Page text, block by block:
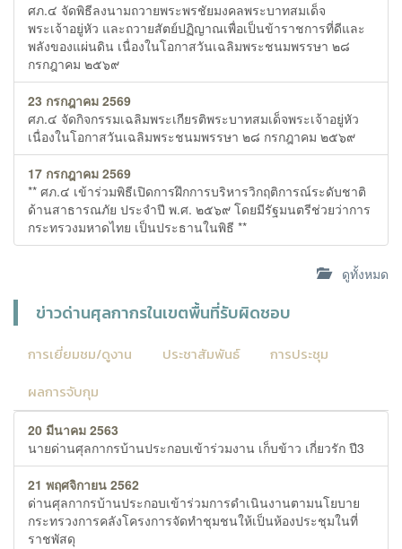
ศภ.๔ จัดพิธีลงนามถวายพระพรชัยมงคลพระบาทสมเด็จ
พระเจ้าอยู่หัว และถวายสัตย์ปฏิญาณเพื่อเป็นข้าราชการที่ดีและ
พลังของแผ่นดิน เนื่องในโอกาสวันเฉลิมพระชนมพรรษา ๒๘
กรกฎาคม ๒๕๖๙
23 กรกฎาคม 2569
ศภ.๔ จัดกิจกรรมเฉลิมพระเกียรติพระบาทสมเด็จพระเจ้าอยู่หัว
เนื่องในโอกาสวันเฉลิมพระชนมพรรษา ๒๘ กรกฎาคม ๒๕๖๙
17 กรกฎาคม 2569
** ศภ.๔ เข้าร่วมพิธีเปิดการฝึกการบริหารวิกฤติการณ์ระดับชาติ
ด้านสาธารณภัย ประจำปี พ.ศ. ๒๕๖๙ โดยมีรัฐมนตรีช่วยว่าการ
กระทรวงมหาดไทย เป็นประธานในพิธี **
ดูทั้งหมด
ข่าวด่านศุลกากรในเขตพื้นที่รับผิดชอบ
การเยี่ยมชม/ดูงาน ประชาสัมพันธ์
การประชุม
ผลการจับกุม
20 มีนาคม 2563
นายด่านศุลกากรบ้านประกอบเข้าร่วมงาน เก็บข้าว เกี่ยวรัก ปี3
21 พฤศจิกายน 2562
ด่านศุลกากรบ้านประกอบเข้าร่วมการดำเนินงานตามนโยบาย
กระทรวงการคลังโครงการจัดทำชุมชนให้เป็นห้องประชุมในที่
ราชพัสดุ